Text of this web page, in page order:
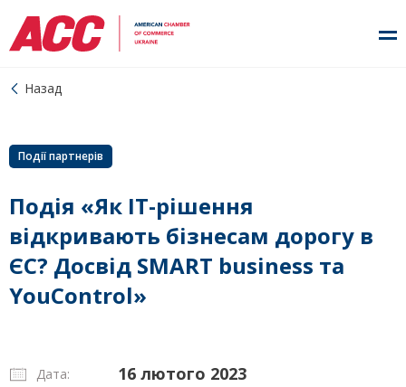
Назад
Події партнерів
Подія «Як ІТ-рішення
відкривають бізнесам дорогу в
ЄС? Досвід SMART business та
YouControl»
Дата: 16 лютого 2023